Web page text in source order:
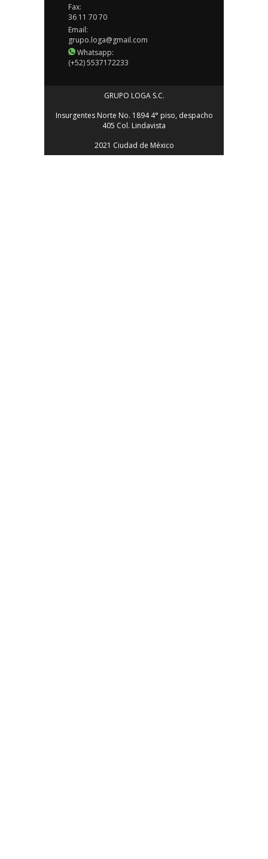
Fax:
36 11 70 70
Email:
grupo.loga@gmail.com
Whatsapp:
(+52) 5537172233
GRUPO LOGA S.C.
Insurgentes Norte No. 1894 4° piso, despacho
405 Col. Lindavista
2021 Ciudad de México